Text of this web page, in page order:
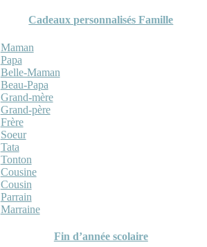
Cadeaux personnalisés Famille
Maman
Papa
Belle-Maman
Beau-Papa
Grand-mère
Grand-père
Frère
Soeur
Tata
Tonton
Cousine
Cousin
Parrain
Marraine
Fin d’année scolaire